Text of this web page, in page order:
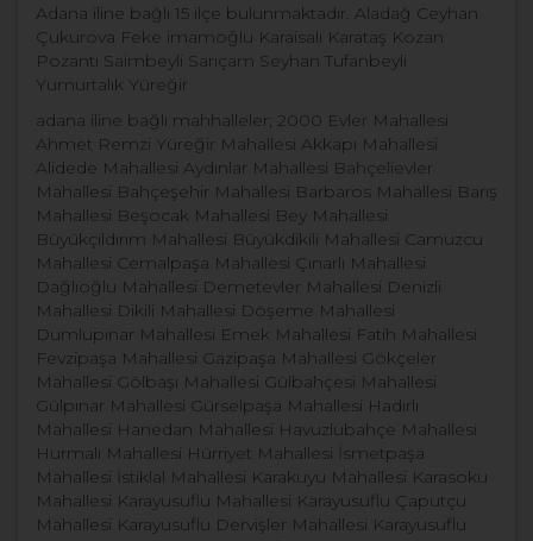
Adana iline bağlı 15 ilçe bulunmaktadır. Aladağ Ceyhan
Çukurova Feke imamoğlu Karaisalı Karataş Kozan‎
Pozantı‎ Saimbeyli Sarıçam‎ Seyhan Tufanbeyli‎
Yumurtalık‎ Yüreğir
adana iline bağlı mahhalleler; 2000 Evler Mahallesi
Ahmet Remzi Yüreğir Mahallesi Akkapı Mahallesi
Alidede Mahallesi Aydınlar Mahallesi Bahçelievler
Mahallesi Bahçeşehir Mahallesi Barbaros Mahallesi Barış
Mahallesi Beşocak Mahallesi Bey Mahallesi
Büyükçıldırım Mahallesi Büyükdikili Mahallesi Camuzcu
Mahallesi Cemalpaşa Mahallesi Çınarlı Mahallesi
Dağlıoğlu Mahallesi Demetevler Mahallesi Denizli
Mahallesi Dikili Mahallesi Döşeme Mahallesi
Dumlupınar Mahallesi Emek Mahallesi Fatih Mahallesi
Fevzipaşa Mahallesi Gazipaşa Mahallesi Gökçeler
Mahallesi Gölbaşı Mahallesi Gülbahçesi Mahallesi
Gülpınar Mahallesi Gürselpaşa Mahallesi Hadırlı
Mahallesi Hanedan Mahallesi Havuzlubahçe Mahallesi
Hurmalı Mahallesi Hürriyet Mahallesi İsmetpaşa
Mahallesi İstiklal Mahallesi Karakuyu Mahallesi Karasoku
Mahallesi Karayusuflu Mahallesi Karayusuflu Çaputçu
Mahallesi Karayusuflu Dervişler Mahallesi Karayusuflu